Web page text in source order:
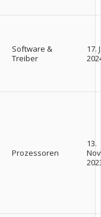
Software &
Treiber
17.
Prozessoren
13.